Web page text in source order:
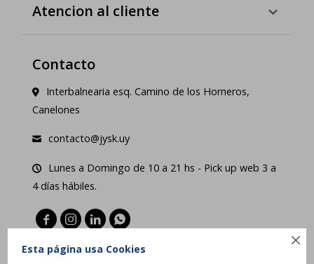

Esta página usa Cookies
Atencion al cliente
Contacto
Interbalnearia esq. Camino de los Horneros,
Canelones
contacto@jysk.uy
Lunes a Domingo de 10 a 21 hs - Pick up web 3 a
4 días hábiles.
   